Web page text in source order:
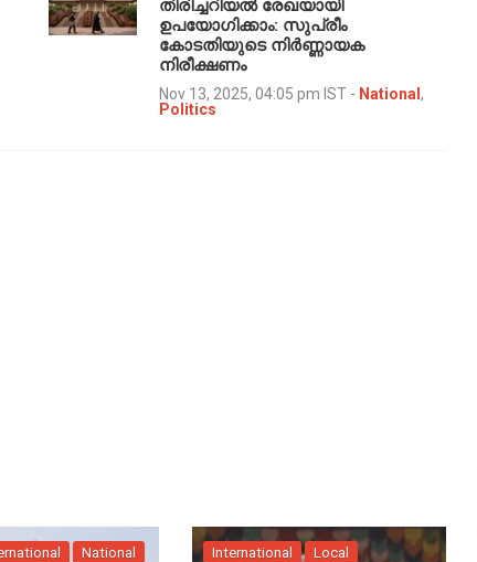
തിരിച്ചറിയൽ രേഖയായി
ഉപയോഗിക്കാം: സുപ്രീം
കോടതിയുടെ നിർണ്ണായക
നിരീക്ഷണം
Nov 13, 2025, 04:05 pm IST - National ,
Politics
National International
Local